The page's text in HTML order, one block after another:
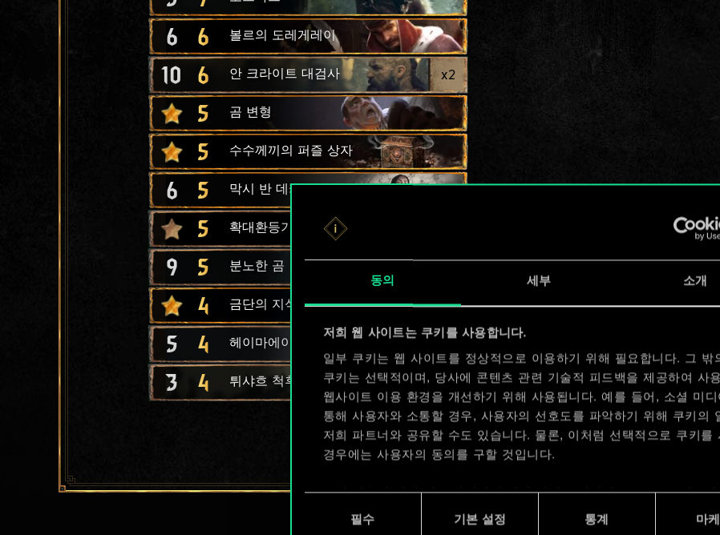
동의 세부 소개
저희 웹 사이트는 쿠키를 사용합니다.
일부 쿠키는 웹 사이트를 정상적으로 이용하기 위해 필요합니다. 그 밖
쿠키는 선택적이며, 당사에 콘텐츠 관련 기술적 피드백을 제공하여 사
웹사이트 이용 환경을 개선하기 위해 사용됩니다. 예를 들어, 소셜 미디
통해 사용자와 소통할 경우, 사용자의 선호도를 파악하기 위해 쿠키의
저희 파트너와 공유할 수도 있습니다. 물론, 이처럼 선택적으로 쿠키를
경우에는 사용자의 동의를 구할 것입니다.
쿠키 사용에 관한 세부 사항이나 관련 설정은 아래의 "Settings" 메뉴에
확인할 수 있습니다.
필수 기본 설정 통계 마
6 6 볼르의 도레게레이
10 6 안 크라이트 대검사 x2
5 곰 변형
5 수수께끼의 퍼즐 상자
6 5 막시 반 데카르
5 확대환등기
9 5 분노한 곰
4 금단의 지식이 담긴 병
5 4 헤이마에이 음유시인
3 4 튀샤흐 척후병 x 2